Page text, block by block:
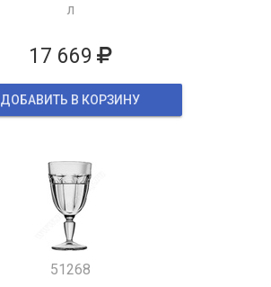
л
17 669
ДОБАВИТЬ В КОРЗИНУ
51268